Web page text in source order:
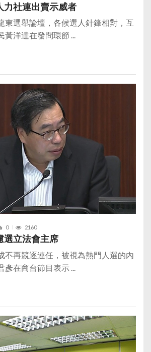
力社連出賣示威者
東選舉論壇，各候選人針鋒相對，互
黃洋達在發問環節 ...
0 2160
選立法會主席
不再競逐連任，被視為熱門人選的內
彥在商台節目表示 ...